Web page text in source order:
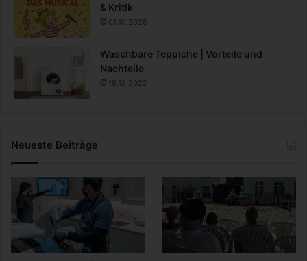
& Kritik
01.10.2025
Waschbare Teppiche | Vorteile und
Nachteile
19.12.2022
Neueste Beiträge